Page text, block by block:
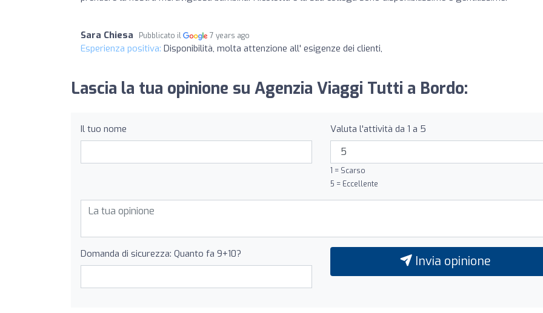
Sara Chiesa Pubblicato il 7 years ago
Esperienza positiva: Disponibilità, molta attenzione all' esigenze dei clienti,
Lascia la tua opinione su Agenzia Viaggi Tutti a Bordo:
Il tuo nome Valuta l'attività da 1 a 5
1 = Scarso
5 = Eccellente
Domanda di sicurezza: Quanto fa 9+10? Invia opinione